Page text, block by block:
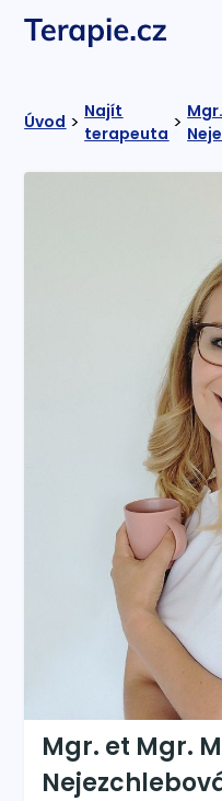
Úvod > Najít
terapeuta >
Mgr. et Mgr.